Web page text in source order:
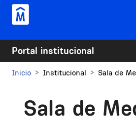
Pasar al contenido principal
Portal institucional
Inicio Institucional Sala de
Sala de